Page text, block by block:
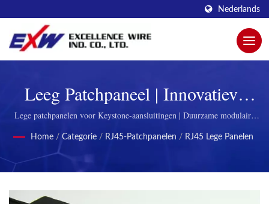
Nederlands
Leeg Patchpaneel | Innovatieve
Modulaire Stekkers Voor
Verbeterde Connectiviteit Door
Excellence Wire
Lege patchpanelen voor Keystone-aansluitingen | Duurzame modulaire
Home / Categorie / RJ45-Patchpanelen / RJ45 Lege Panelen